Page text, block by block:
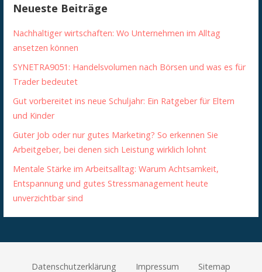
Neueste Beiträge
Nachhaltiger wirtschaften: Wo Unternehmen im Alltag
ansetzen können
SYNETRA9051: Handelsvolumen nach Börsen und was es für
Trader bedeutet
Gut vorbereitet ins neue Schuljahr: Ein Ratgeber für Eltern
und Kinder
Guter Job oder nur gutes Marketing? So erkennen Sie
Arbeitgeber, bei denen sich Leistung wirklich lohnt
Mentale Stärke im Arbeitsalltag: Warum Achtsamkeit,
Entspannung und gutes Stressmanagement heute
unverzichtbar sind
Datenschutzerklärung Impressum Sitemap